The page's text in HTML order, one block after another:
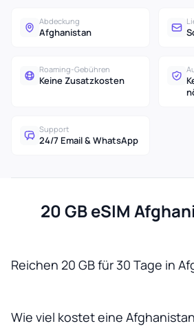
Abdeckung
Afghanistan
Roaming-Gebühren
Keine Zusatzkosten
Support
24/7 Email & WhatsApp
20 GB eSIM
Reichen 20 GB für 30 Tage in
Wie viel kostet eine